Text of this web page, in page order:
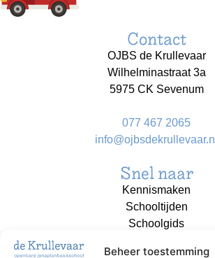
Beheer toestemming
Contact
OJBS de Krullevaar
Wilhelminastraat 3a
5975 CK Sevenum
077 467 2065
info@ojbsdekrullevaar.nl
Snel naar
Kennismaken
Schooltijden
Schoolgids